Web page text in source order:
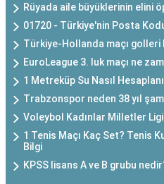
Rüyada aile büyüklerinin elini
01720 - Türkiye'nin Posta
Türkiye-Hollanda maçı golleri
EuroLeague 3. luk maçı ne
1 Metreküp Su Nasıl
Trabzonspor neden 38 yıl
Voleybol Kadınlar Milletler
1 Tenis Maçı Kaç Set? Tenis
Bilgi
KPSS lisans A ve B grubu